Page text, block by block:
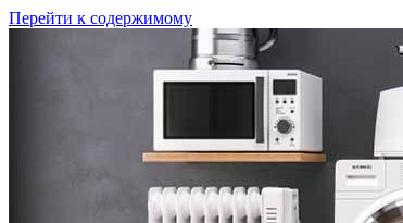
Перейти к содержимому